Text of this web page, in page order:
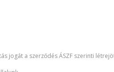
jogát a szerződés ÁSZF szerinti